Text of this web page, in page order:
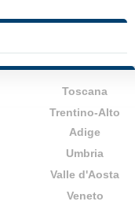
Toscana
Trentino-Alto
Adige
Umbria
Valle d'Aosta
Veneto